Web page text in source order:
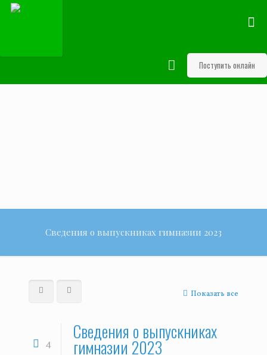
Поступить онлайн
Сведения о выпускниках гимназии 2023
Показать все
4
Сведения о выпускниках
гимназии 2023